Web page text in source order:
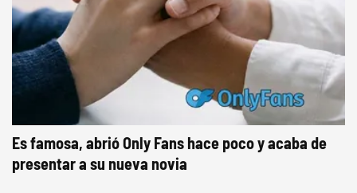
Es famosa, abrió Only Fans hace poco y acaba de
presentar a su nueva novia